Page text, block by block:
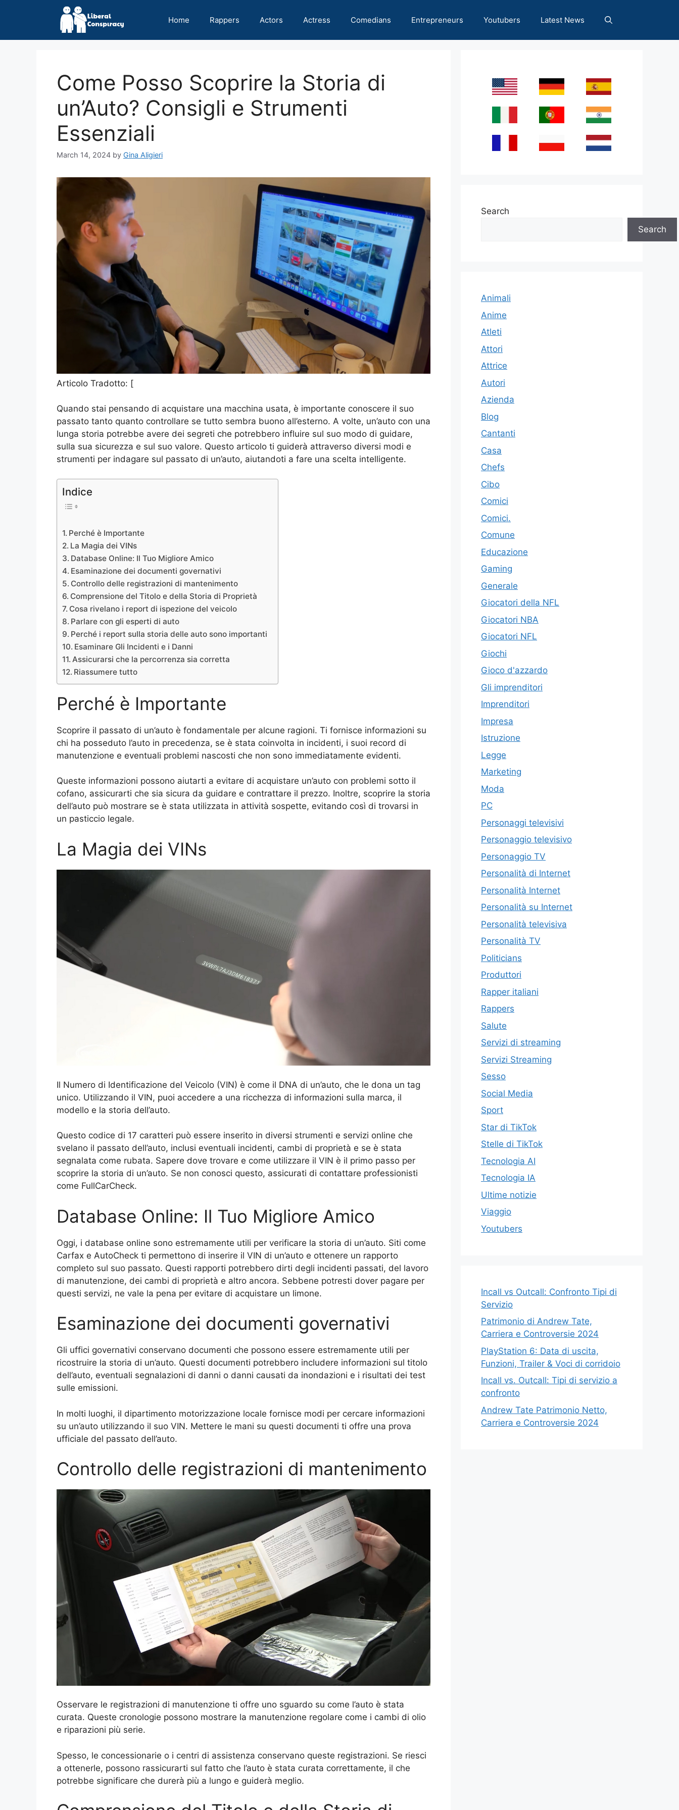
Home Rappers Actors Actress Comedians Entrepreneurs Youtubers Latest News
Come Posso Scoprire la Storia di
un’Auto? Consigli e Strumenti
Essenziali
March 14, 2024 by Gina Aligieri
Articolo Tradotto: [
Quando stai pensando di acquistare una macchina usata, è importante conoscere il suo
passato tanto quanto controllare se tutto sembra buono all’esterno. A volte, un’auto con una
lunga storia potrebbe avere dei segreti che potrebbero influire sul suo modo di guidare,
sulla sua sicurezza e sul suo valore. Questo articolo ti guiderà attraverso diversi modi e
strumenti per indagare sul passato di un’auto, aiutandoti a fare una scelta intelligente.
Indice
Perché è Importante
La Magia dei VINs
Database Online: Il Tuo Migliore Amico
Esaminazione dei documenti governativi
Controllo delle registrazioni di mantenimento
Comprensione del Titolo e della Storia di Proprietà
Cosa rivelano i report di ispezione del veicolo
Parlare con gli esperti di auto
Perché i report sulla storia delle auto sono importanti
Esaminare Gli Incidenti e i Danni
Assicurarsi che la percorrenza sia corretta
Riassumere tutto
Perché è Importante
Scoprire il passato di un’auto è fondamentale per alcune ragioni. Ti fornisce informazioni su
chi ha posseduto l’auto in precedenza, se è stata coinvolta in incidenti, i suoi record di
manutenzione e eventuali problemi nascosti che non sono immediatamente evidenti.
Queste informazioni possono aiutarti a evitare di acquistare un’auto con problemi sotto il
cofano, assicurarti che sia sicura da guidare e contrattare il prezzo. Inoltre, scoprire la storia
dell’auto può mostrare se è stata utilizzata in attività sospette, evitando così di trovarsi in
un pasticcio legale.
La Magia dei VINs
Il Numero di Identificazione del Veicolo (VIN) è come il DNA di un’auto, che le dona un tag
unico. Utilizzando il VIN, puoi accedere a una ricchezza di informazioni sulla marca, il
modello e la storia dell’auto.
Questo codice di 17 caratteri può essere inserito in diversi strumenti e servizi online che
svelano il passato dell’auto, inclusi eventuali incidenti, cambi di proprietà e se è stata
segnalata come rubata. Sapere dove trovare e come utilizzare il VIN è il primo passo per
scoprire la storia di un’auto. Se non conosci questo, assicurati di contattare professionisti
come FullCarCheck.
Database Online: Il Tuo Migliore Amico
Oggi, i database online sono estremamente utili per verificare la storia di un’auto. Siti come
Carfax e AutoCheck ti permettono di inserire il VIN di un’auto e ottenere un rapporto
completo sul suo passato. Questi rapporti potrebbero dirti degli incidenti passati, del lavoro
di manutenzione, dei cambi di proprietà e altro ancora. Sebbene potresti dover pagare per
questi servizi, ne vale la pena per evitare di acquistare un limone.
Esaminazione dei documenti governativi
Gli uffici governativi conservano documenti che possono essere estremamente utili per
ricostruire la storia di un’auto. Questi documenti potrebbero includere informazioni sul titolo
dell’auto, eventuali segnalazioni di danni o danni causati da inondazioni e i risultati dei test
sulle emissioni.
In molti luoghi, il dipartimento motorizzazione locale fornisce modi per cercare informazioni
su un’auto utilizzando il suo VIN. Mettere le mani su questi documenti ti offre una prova
ufficiale del passato dell’auto.
Controllo delle registrazioni di mantenimento
Osservare le registrazioni di manutenzione ti offre uno sguardo su come l’auto è stata
curata. Queste cronologie possono mostrare la manutenzione regolare come i cambi di olio
e riparazioni più serie.
Spesso, le concessionarie o i centri di assistenza conservano queste registrazioni. Se riesci
a ottenerle, possono rassicurarti sul fatto che l’auto è stata curata correttamente, il che
potrebbe significare che durerà più a lungo e guiderà meglio.
Search
Search
Animali
Anime
Atleti
Attori
Attrice
Autori
Azienda
Blog
Cantanti
Casa
Chefs
Cibo
Comici
Comici.
Comune
Educazione
Gaming
Generale
Giocatori della NFL
Giocatori NBA
Giocatori NFL
Giochi
Gioco d'azzardo
Gli imprenditori
Imprenditori
Impresa
Istruzione
Legge
Marketing
Moda
PC
Personaggi televisivi
Personaggio televisivo
Personaggio TV
Personalità di Internet
Personalità Internet
Personalità su Internet
Personalità televisiva
Personalità TV
Politicians
Produttori
Rapper italiani
Rappers
Salute
Servizi di streaming
Servizi Streaming
Sesso
Social Media
Sport
Star di TikTok
Stelle di TikTok
Tecnologia AI
Tecnologia IA
Ultime notizie
Viaggio
Youtubers
Incall vs Outcall: Confronto Tipi di
Servizio
Patrimonio di Andrew Tate,
Carriera e Controversie 2024
PlayStation 6: Data di uscita,
Funzioni, Trailer & Voci di corridoio
Incall vs. Outcall: Tipi di servizio a
confronto
Andrew Tate Patrimonio Netto,
Carriera e Controversie 2024